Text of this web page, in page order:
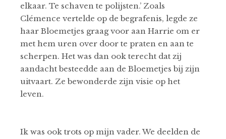
elkaar. Te schaven te polijsten.’ Zoals
Clémence vertelde op de begrafenis, legde ze
haar Bloemetjes graag voor aan Harrie om er
met hem uren over door te praten en aan te
scherpen. Het was dan ook terecht dat zij
aandacht besteedde aan de Bloemetjes bij zijn
uitvaart. Ze bewonderde zijn visie op het
leven.
Ik was ook trots op mijn vader. We deelden de